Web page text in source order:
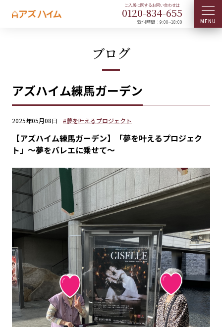
0120-834-655
受付時間：9:00~18:00
ブログ
アズハイム練馬ガーデン
2025年05月08日 #夢を叶えるプロジェクト
【アズハイム練馬ガーデン】「夢を叶えるプロジェク
ト」〜夢をバレエに乗せて〜